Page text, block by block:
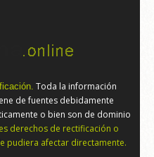
Toda la información
de fuentes debidamente
o bien son de dominio
derechos de rectificación o
pudiera afectar directamente.